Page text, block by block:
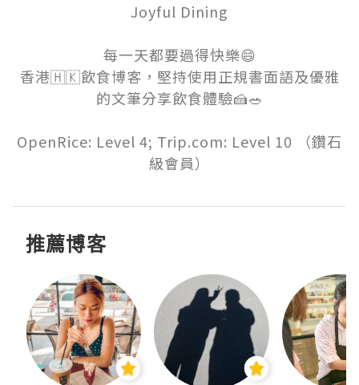
Joyful Dining
每一天都要過得快樂😄
香港🇭🇰飲食博客，堅持使用正規書面語及優雅
的文筆分享飲食體驗🍰🥗
OpenRice: Level 4; Trip.com: Level 10 （鑽石
級會員）
推薦博客